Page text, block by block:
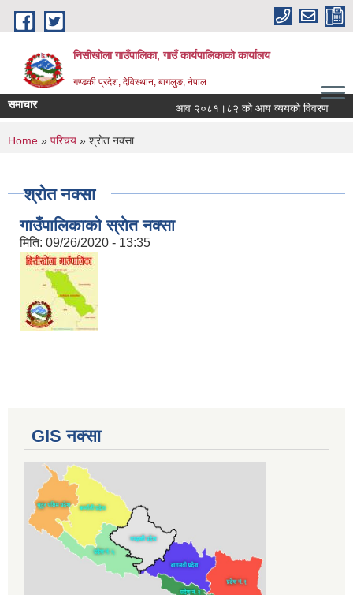
Skip to main content
निसीखोला गाउँपालिका, गाउँ कार्यपालिकाको कार्यालय
गण्डकी प्रदेश, देविस्थान, बागलुङ, नेपाल
समाचार आव २०८१।८२ को आय व्ययको विवरण
You are here
Home » परिचय » श्रोत नक्सा
श्रोत नक्सा
गाउँपालिकाको स्राेत नक्सा
मिति: 09/26/2020 - 13:35
GIS नक्सा